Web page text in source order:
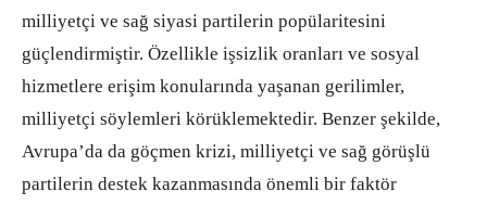
milliyetçi ve sağ siyasi partilerin popülaritesini
güçlendirmiştir. Özellikle işsizlik oranları ve sosyal
hizmetlere erişim konularında yaşanan gerilimler,
milliyetçi söylemleri körüklemektedir. Benzer şekilde,
Avrupa’da da göçmen krizi, milliyetçi ve sağ görüşlü
partilerin destek kazanmasında önemli bir faktör